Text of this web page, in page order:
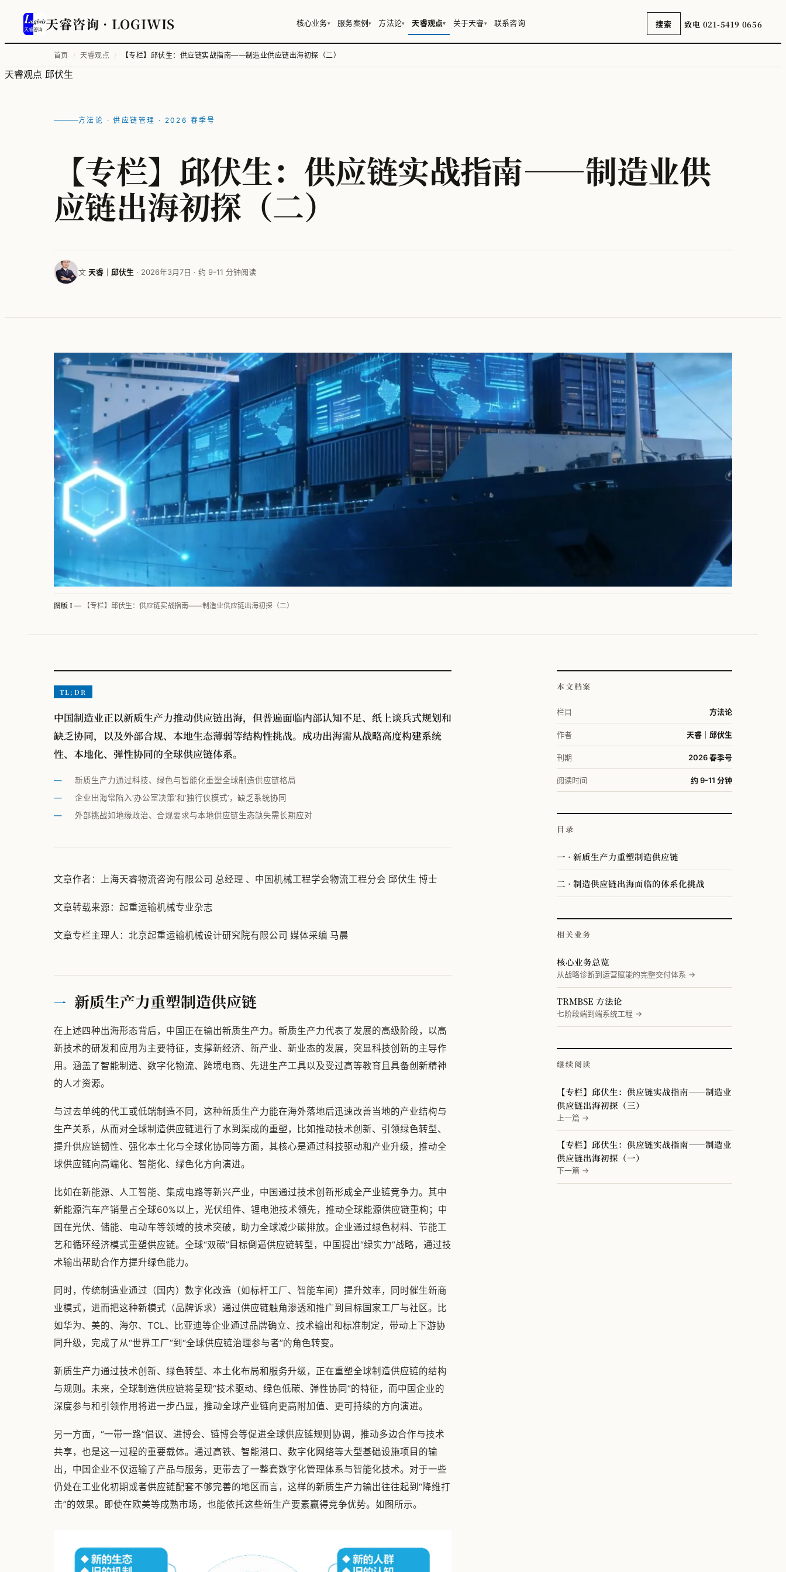
天睿咨询 · LOGIWIS 核心业务▾ 服务案例▾ 方法论▾ 天睿观点▾ 关于天睿▾ 联系咨询 搜索 致电 021-5419 0656
首页 / 天睿观点 / 【专栏】邱伏生：供应链实战指南——制造业供应链出海初探（二）
天睿观点 邱伏生
方法论 · 供应链管理 · 2026 春季号
【专栏】邱伏生：供应链实战指南——制造业供
应链出海初探（二）
文 天睿｜邱伏生 · 2026年3月7日 · 约 9-11 分钟阅读
图版 I — 【专栏】邱伏生：供应链实战指南——制造业供应链出海初探（二）
TL;DR
中国制造业正以新质生产力推动供应链出海，但普遍面临内部认知不足、纸上谈兵式规划和
缺乏协同，以及外部合规、本地生态薄弱等结构性挑战。成功出海需从战略高度构建系统
性、本地化、弹性协同的全球供应链体系。
新质生产力通过科技、绿色与智能化重塑全球制造供应链格局
企业出海常陷入‘办公室决策’和‘独行侠模式’，缺乏系统协同
外部挑战如地缘政治、合规要求与本地供应链生态缺失需长期应对
文章作者：上海天睿物流咨询有限公司 总经理 、中国机械工程学会物流工程分会 邱伏生 博士
文章转载来源：起重运输机械专业杂志
文章专栏主理人：北京起重运输机械设计研究院有限公司 媒体采编 马晨
一 新质生产力重塑制造供应链
在上述四种出海形态背后，中国正在输出新质生产力。新质生产力代表了发展的高级阶段，以高
新技术的研发和应用为主要特征，支撑新经济、新产业、新业态的发展，突显科技创新的主导作
用。涵盖了智能制造、数字化物流、跨境电商、先进生产工具以及受过高等教育且具备创新精神
的人才资源。
与过去单纯的代工或低端制造不同，这种新质生产力能在海外落地后迅速改善当地的产业结构与
生产关系，从而对全球制造供应链进行了水到渠成的重塑，比如推动技术创新、引领绿色转型、
提升供应链韧性、强化本土化与全球化协同等方面，其核心是通过科技驱动和产业升级，推动全
球供应链向高端化、智能化、绿色化方向演进。
比如在新能源、人工智能、集成电路等新兴产业，中国通过技术创新形成全产业链竞争力。其中
新能源汽车产销量占全球60%以上，光伏组件、锂电池技术领先，推动全球能源供应链重构；中
国在光伏、储能、电动车等领域的技术突破，助力全球减少碳排放。企业通过绿色材料、节能工
艺和循环经济模式重塑供应链。全球“双碳”目标倒逼供应链转型，中国提出“绿实力”战略，通过技
术输出帮助合作方提升绿色能力。
同时，传统制造业通过（国内）数字化改造（如标杆工厂、智能车间）提升效率，同时催生新商
业模式，进而把这种新模式（品牌诉求）通过供应链触角渗透和推广到目标国家工厂与社区。比
如华为、美的、海尔、TCL、比亚迪等企业通过品牌确立、技术输出和标准制定，带动上下游协
同升级，完成了从“世界工厂”到“全球供应链治理参与者”的角色转变。
新质生产力通过技术创新、绿色转型、本土化布局和服务升级，正在重塑全球制造供应链的结构
与规则。未来，全球制造供应链将呈现“技术驱动、绿色低碳、弹性协同”的特征，而中国企业的
深度参与和引领作用将进一步凸显，推动全球产业链向更高附加值、更可持续的方向演进。
另一方面，“一带一路”倡议、进博会、链博会等促进全球供应链规则协调，推动多边合作与技术
共享，也是这一过程的重要载体。通过高铁、智能港口、数字化网络等大型基础设施项目的输
出，中国企业不仅运输了产品与服务，更带去了一整套数字化管理体系与智能化技术。对于一些
仍处在工业化初期或者供应链配套不够完善的地区而言，这样的新质生产力输出往往起到“降维打
击”的效果。即使在欧美等成熟市场，也能依托这些新生产要素赢得竞争优势。如图所示。
本文档案
栏目 方法论
作者 天睿｜邱伏生
刊期 2026 春季号
阅读时间 约 9-11 分钟
目录
一 · 新质生产力重塑制造供应链
二 · 制造供应链出海面临的体系化挑战
相关业务
核心业务总览
从战略诊断到运营赋能的完整交付体系 →
TRMBSE 方法论
七阶段端到端系统工程 →
继续阅读
【专栏】邱伏生：供应链实战指南——制造业
供应链出海初探（三）
上一篇 →
【专栏】邱伏生：供应链实战指南——制造业
供应链出海初探（一）
下一篇 →